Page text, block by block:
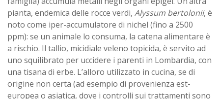
pianta, endemica delle rocce verdi, Alyssum bertolonii, è
noto come iper-accumulatore di nichel (fino a 2500
ppm): se un animale lo consuma, la catena alimentare è
a rischio. Il tallio, micidiale veleno topicida, è servito ad
uno squilibrato per uccidere i parenti in Lombardia, con
una tisana di erbe. L’alloro utilizzato in cucina, se di
origine non certa (ad esempio di provenienza est-
europea o asiatica, dove i controlli sui trattamenti sono